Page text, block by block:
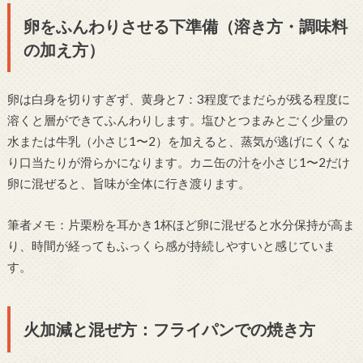
卵をふんわりさせる下準備（溶き方・調味料
の加え方）
卵は白身を切りすぎず、黄身と7：3程度でまだらが残る程度に
溶くと層ができてふんわりします。塩ひとつまみとごく少量の
水または牛乳（小さじ1〜2）を加えると、蒸気が逃げにくくな
り口当たりが滑らかになります。カニ缶の汁を小さじ1〜2だけ
卵に混ぜると、旨味が全体に行き渡ります。
筆者メモ：片栗粉を耳かき1杯ほど卵に混ぜると水分保持が高ま
り、時間が経ってもふっくら感が持続しやすいと感じていま
す。
火加減と混ぜ方：フライパンでの焼き方